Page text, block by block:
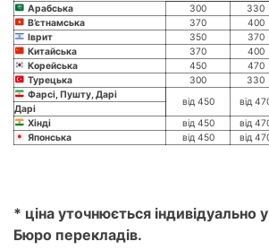
Арабська
300 330
В’єтнамська
370 400
Іврит
350 370
Китайська
370 400
Корейська
450 470
Турецька
300 330
Фарсі, Пушту, Дарі
від 450 від
Дарі
Хінді
від 450 від
Японська
від 450 від
* ціна уточнюється
Бюро перекладів.